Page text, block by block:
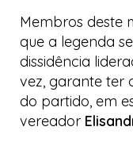
Membros deste
que a legenda
dissidência
vez, garante ter
do partido, em
vereador